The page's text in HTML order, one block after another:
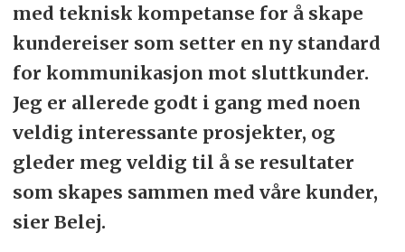
med teknisk kompetanse for å skape
kundereiser som setter en ny standard
for kommunikasjon mot sluttkunder.
Jeg er allerede godt i gang med noen
veldig interessante prosjekter, og
gleder meg veldig til å se resultater
som skapes sammen med våre kunder,
sier Belej.